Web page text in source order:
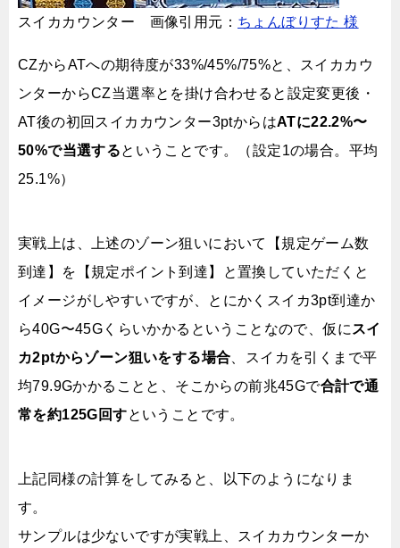
スイカカウンター 画像引用元： ちょんぼりすた 様
CZからATへの期待度が33%/45%/75%と、スイカカウ
ンターからCZ当選率とを掛け合わせると設定変更後・
AT後の初回スイカカウンター3ptからはATに22.2%〜
50%で当選するということです。（設定1の場合。平均
25.1%）
実戦上は、上述のゾーン狙いにおいて【規定ゲーム数
到達】を【規定ポイント到達】と置換していただくと
イメージがしやすいですが、とにかくスイカ3pt到達か
ら40G〜45Gくらいかかるということなので、仮に スイ
カ2ptからゾーン狙いをする場合 、スイカを引くまで平
均79.9Gかかることと、そこからの前兆45Gで合計で通
常を約125G回すということです。
上記同様の計算をしてみると、以下のようになりま
す。
サンプルは少ないですが実戦上、スイカカウンターか